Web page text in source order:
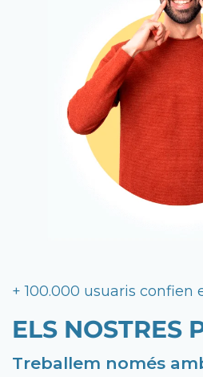
+ 100.000 usuaris confien
ELS NOSTRES
Treballem només